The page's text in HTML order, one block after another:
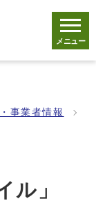
メニュー
事業者情報
ル」